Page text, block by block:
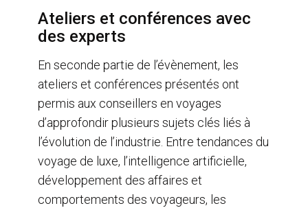
Ateliers et conférences avec
des experts
En seconde partie de l’évènement, les
ateliers et conférences présentés ont
permis aux conseillers en voyages
d’approfondir plusieurs sujets clés liés à
l’évolution de l’industrie. Entre tendances du
voyage de luxe, l’intelligence artificielle,
développement des affaires et
comportements des voyageurs, les